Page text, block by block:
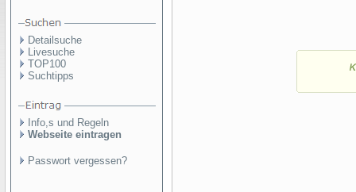
Detailsuche
Livesuche
TOP100
Suchtipps
Info,s und Regeln
Webseite eintragen
Passwort vergessen?